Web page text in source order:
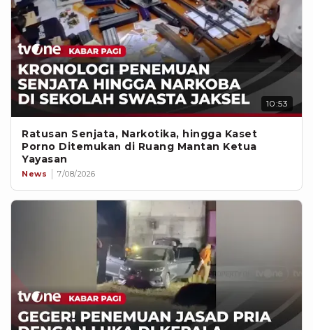
10:53
Ratusan Senjata, Narkotika, hingga Kaset
Porno Ditemukan di Ruang Mantan Ketua
Yayasan
News 7/08/2026